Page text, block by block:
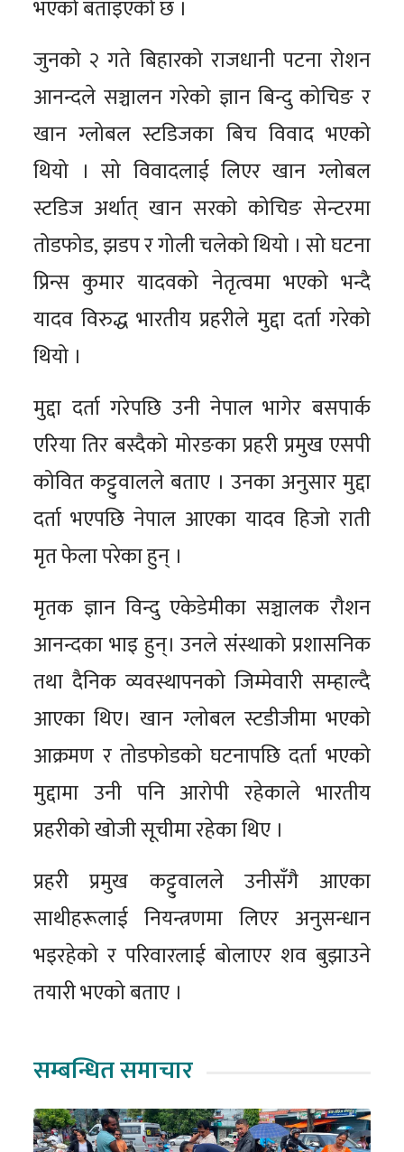
भएको बताइएको छ ।
जुनको २ गते बिहारको राजधानी पटना रोशन
आनन्दले सञ्चालन गरेको ज्ञान बिन्दु कोचिङ र
खान ग्लोबल स्टडिजका बिच विवाद भएको
थियो । सो विवादलाई लिएर खान ग्लोबल
स्टडिज अर्थात् खान सरको कोचिङ सेन्टरमा
तोडफोड, झडप र गोली चलेको थियो । सो घटना
प्रिन्स कुमार यादवको नेतृत्वमा भएको भन्दै
यादव विरुद्ध भारतीय प्रहरीले मुद्दा दर्ता गरेको
थियो ।
मुद्दा दर्ता गरेपछि उनी नेपाल भागेर बसपार्क
एरिया तिर बस्दैको मोरङका प्रहरी प्रमुख एसपी
कोवित कट्टुवालले बताए । उनका अनुसार मुद्दा
दर्ता भएपछि नेपाल आएका यादव हिजो राती
मृत फेला परेका हुन् ।
मृतक ज्ञान विन्दु एकेडेमीका सञ्चालक रौशन
आनन्दका भाइ हुन्। उनले संस्थाको प्रशासनिक
तथा दैनिक व्यवस्थापनको जिम्मेवारी सम्हाल्दै
आएका थिए। खान ग्लोबल स्टडीजीमा भएको
आक्रमण र तोडफोडको घटनापछि दर्ता भएको
मुद्दामा उनी पनि आरोपी रहेकाले भारतीय
प्रहरीको खोजी सूचीमा रहेका थिए ।
प्रहरी प्रमुख कट्टुवालले उनीसँगै आएका
साथीहरूलाई नियन्त्रणमा लिएर अनुसन्धान
भइरहेको र परिवारलाई बोलाएर शव बुझाउने
तयारी भएको बताए ।
सम्बन्धित समाचार